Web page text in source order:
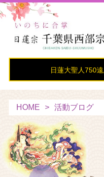
日蓮大聖人750
HOME 活動ブログ